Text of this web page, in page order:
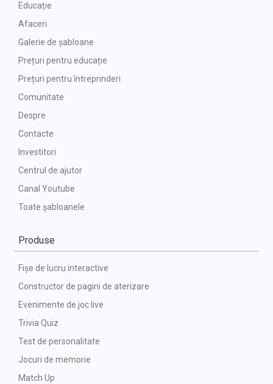
Educație
Afaceri
Galerie de șabloane
Prețuri pentru educație
Prețuri pentru întreprinderi
Comunitate
Despre
Contacte
Investitori
Centrul de ajutor
Canal Youtube
Toate șabloanele
Produse
Fișe de lucru interactive
Constructor de pagini de aterizare
Evenimente de joc live
Trivia Quiz
Test de personalitate
Jocuri de memorie
Match Up